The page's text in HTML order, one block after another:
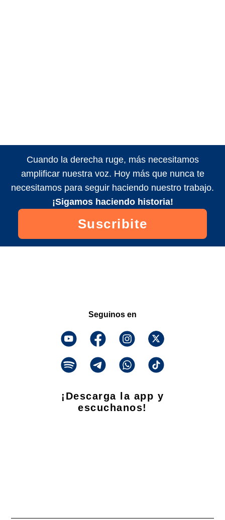
Cuando la derecha ruge, más necesitamos
amplificar nuestra voz. Hoy más que nunca te
necesitamos para seguir haciendo nuestro trabajo.
¡Sigamos haciendo historia!
Suscribite
Seguinos en
¡Descarga la app y
escuchanos!